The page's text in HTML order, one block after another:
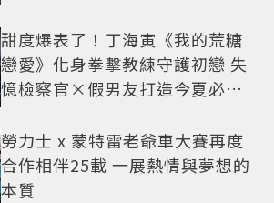
甜度爆表了！丁海寅《我的荒糖
戀愛》化身拳擊教練守護初戀 失
憶檢察官×假男友打造今夏必看
勞力士 x 蒙特雷老爺車大賽再度
合作相伴25載 一展熱情與夢想的
本質